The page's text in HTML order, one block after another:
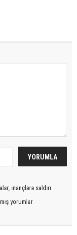
inançlara saldırı
yorumlar